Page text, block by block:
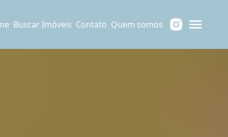
Buscar Imóveis Contato Quem somos